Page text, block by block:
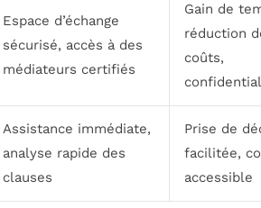
Espace d’échange
sécurisé, accès à des
médiateurs certifiés
Gain de
réduction
coûts,
Assistance immédiate,
analyse rapide des
clauses
Prise de
facilitée,
accessible